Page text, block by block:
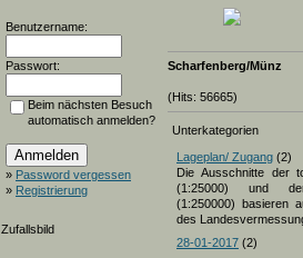
Benutzername:
Passwort:
Beim nächsten Besuch
automatisch anmelden?
» Password vergessen
» Registrierung
Zufallsbild
Scharfenberg/Münz
(Hits: 56665)
Unterkategorien
Lageplan/ Zugang (2)
Die Ausschnitte der
(1:25000) und
(1:250000) basieren
des
28-01-2017 (2)